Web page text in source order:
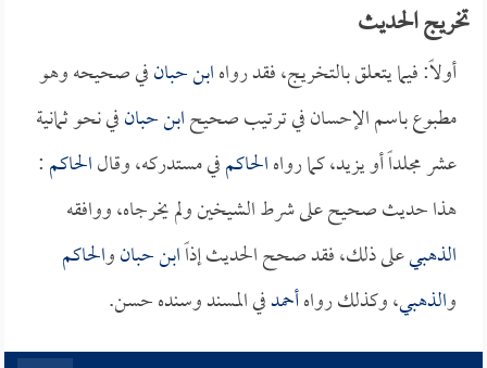
تخريج الحديث
أولاً: فيما يتعلق بالتخريج، فقد رواهابن حبانفي صحيحه وهو
مطبوع باسم الإحسان في ترتيب صحيحابن حبانفي نحو ثمانية
عشر مجلداً أو يزيد، كما رواهالحاكمفي مستدركه، وقالالحاكم:
هذا حديث صحيح على شرط الشيخين ولم يخرجاه، ووافقه
الذهبيعلى ذلك، فقد صحح الحديث إذاًابن حبانوالحاكم
والذهبي، وكذلك رواهأحمدفي المسند وسنده حسن.